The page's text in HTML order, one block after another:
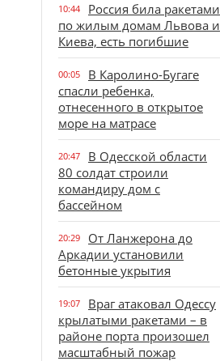
10:44
Россия била ракетами
по жилым домам Львова и
Киева, есть погибшие
00:05
В Каролино-Бугаге
спасли ребенка,
отнесенного в открытое
море на матрасе
20:47
В Одесской области
80 солдат строили
командиру дом с
бассейном
20:29
От Ланжерона до
Аркадии установили
бетонные укрытия
19:07
Враг атаковал Одессу
крылатыми ракетами – в
районе порта произошел
масштабный пожар